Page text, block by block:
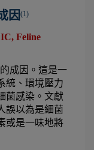
因 (1)
Feline
成因。這是一
統、環境壓力
菌感染。文獻
誤以為是細菌
或是一味地將